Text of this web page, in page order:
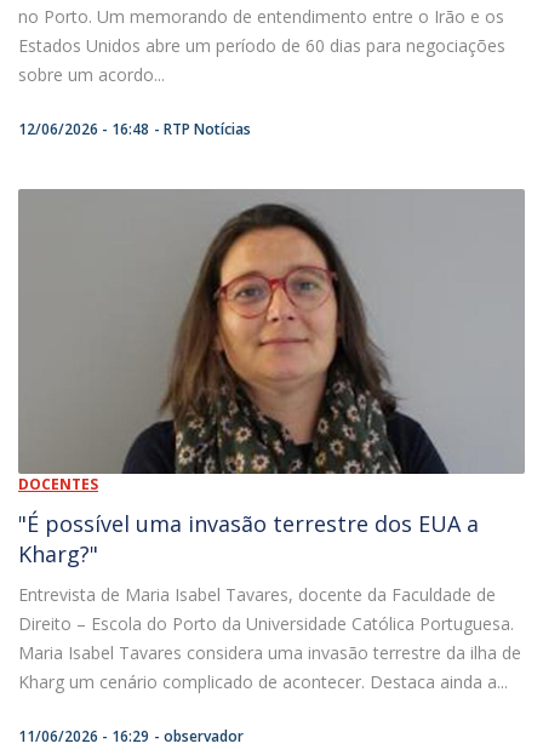
no Porto. Um memorando de entendimento entre o Irão e os
Estados Unidos abre um período de 60 dias para negociações
sobre um acordo...
12/06/2026 - 16:48 RTP Notícias
DOCENTES
"É possível uma invasão terrestre dos EUA a
Kharg?"
Entrevista de Maria Isabel Tavares, docente da Faculdade de
Direito – Escola do Porto da Universidade Católica Portuguesa.
Maria Isabel Tavares considera uma invasão terrestre da ilha de
Kharg um cenário complicado de acontecer. Destaca ainda a...
11/06/2026 - 16:29 observador